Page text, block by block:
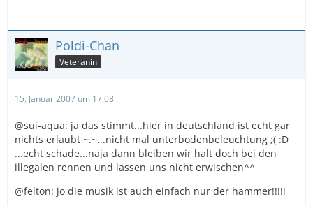
Poldi-Chan
Veteranin
15. Januar 2007 um 17:08
@sui-aqua: ja das stimmt...hier in deutschland ist echt gar
nichts erlaubt ~.~...nicht mal unterbodenbeleuchtung ;( :D
...echt schade...naja dann bleiben wir halt doch bei den
illegalen rennen und lassen uns nicht erwischen^^
@felton: jo die musik ist auch einfach nur der hammer!!!!!